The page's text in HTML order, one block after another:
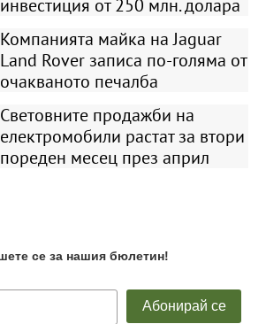
инвестиция от 250 млн. долара
Компанията майка на Jaguar
Land Rover записа по-голяма от
очакваното печалба
Световните продажби на
електромобили растат за втори
пореден месец през април